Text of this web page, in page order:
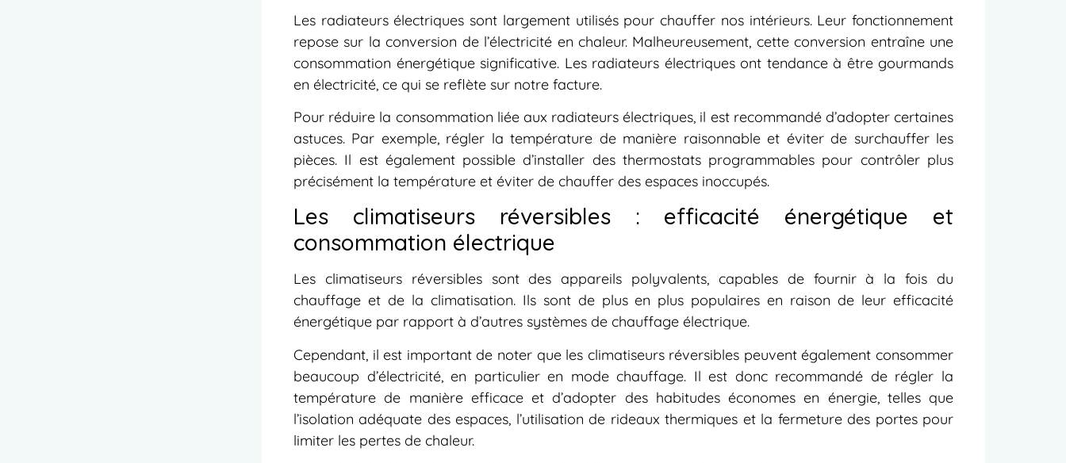
Les radiateurs électriques sont largement utilisés pour chauffer nos intérieurs. Leur fonctionnement
repose sur la conversion de l’électricité en chaleur. Malheureusement, cette conversion entraîne une
consommation énergétique significative. Les radiateurs électriques ont tendance à être gourmands
en électricité, ce qui se reflète sur notre facture.
Pour réduire la consommation liée aux radiateurs électriques, il est recommandé d’adopter certaines
astuces. Par exemple, régler la température de manière raisonnable et éviter de surchauffer les
pièces. Il est également possible d’installer des thermostats programmables pour contrôler plus
précisément la température et éviter de chauffer des espaces inoccupés.
Les climatiseurs réversibles : efficacité énergétique et
consommation électrique
Les climatiseurs réversibles sont des appareils polyvalents, capables de fournir à la fois du
chauffage et de la climatisation. Ils sont de plus en plus populaires en raison de leur efficacité
énergétique par rapport à d’autres systèmes de chauffage électrique.
Cependant, il est important de noter que les climatiseurs réversibles peuvent également consommer
beaucoup d’électricité, en particulier en mode chauffage. Il est donc recommandé de régler la
température de manière efficace et d’adopter des habitudes économes en énergie, telles que
l’isolation adéquate des espaces, l’utilisation de rideaux thermiques et la fermeture des portes pour
limiter les pertes de chaleur.